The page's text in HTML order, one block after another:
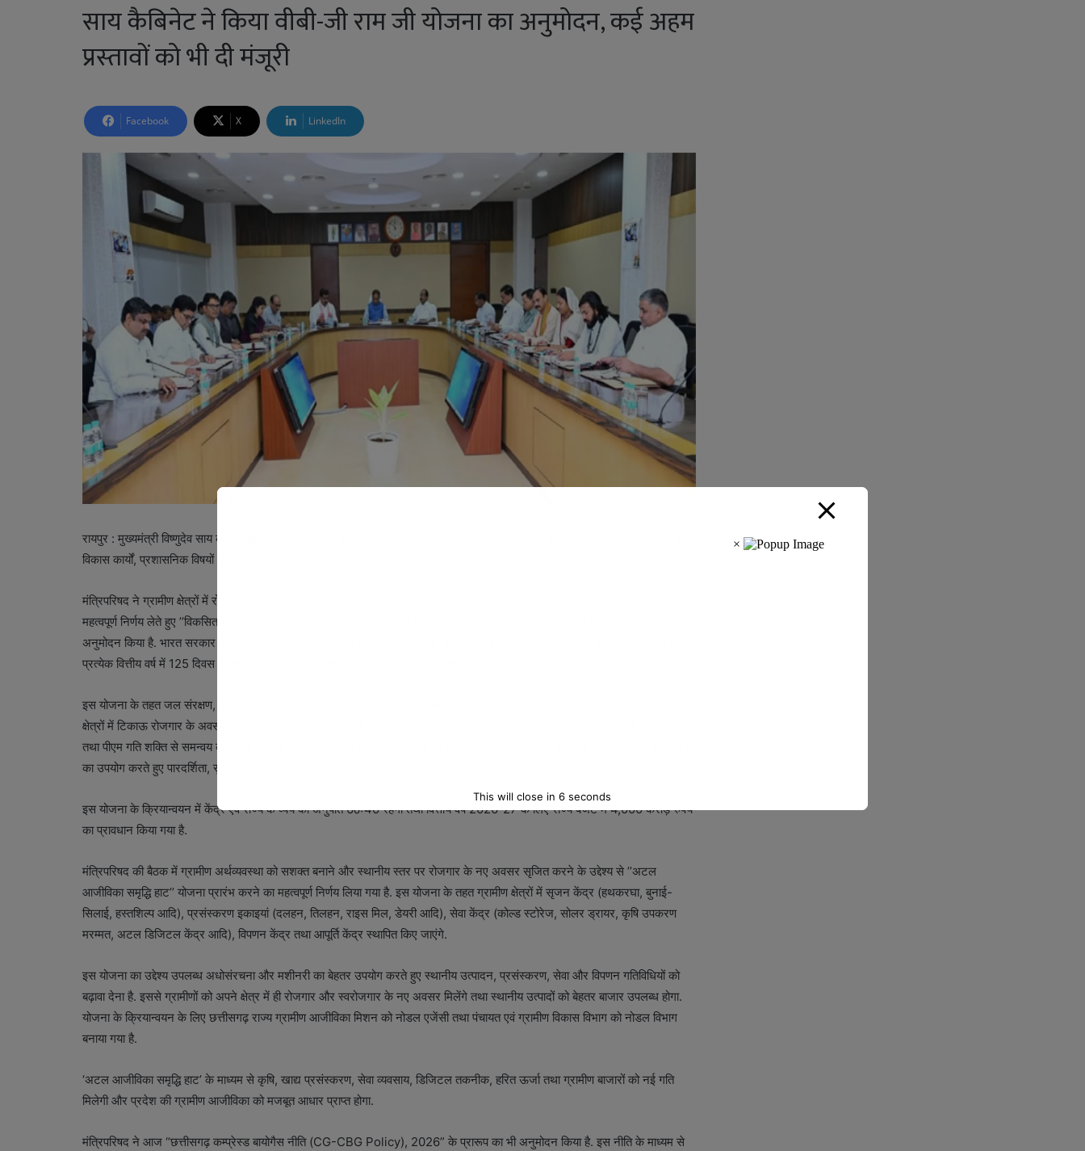
साय कैबिनेट ने किया वीबी-जी राम जी योजना का अनुमोदन, कई अहम
प्रस्‍तावों को भी दी मंजूरी
Facebook X LinkedIn
रायपुर : मुख्यमंत्री विष्णुदेव साय की अध्यक्षता में आज मंगलवार को मंत्रालय महानदी भवन में राज्य मंत्रिपरिषद की बैठक संपन्न हुई. बैठक में राज्य के
विकास कार्यों, प्रशासनिक विषयों और जनहित से जुड़े विभिन्न महत्वपूर्ण प्रस्तावों महत्वपूर्ण निर्णय लिया गया.
मंत्रिपरिषद ने ग्रामीण क्षेत्रों में रोजगार, सशक्तीकरण, विभागीय योजनाओं के अभिसरण और डिजिटल सुशासन को बढ़ावा देने के लिए आज एक
महत्वपूर्ण निर्णय लेते हुए ’’विकसित भारत – रोजगार और आजीविका के लिये गारंटी मिशन (ग्रामीण) : वीबी-जी राम जी योजना छत्तीसगढ़’’ के प्रारूप का
अनुमोदन किया है. भारत सरकार के अधिनियम, 2025 के अनुरूप लागू की जा रही इस योजना के तहत पात्र ग्रामीण परिवारों के वयस्क सदस्यों को
प्रत्येक वित्तीय वर्ष में 125 दिवस अकुशल श्रम आधारित रोजगार की वैधानिक गारंटी प्रदान की जाएगी.
इस योजना के तहत जल संरक्षण, प्राकृतिक संसाधन प्रबंधन, ग्रामीण आधारभूत संरचना निर्माण, आजीविकामूलक परिसंपत्तियों के विकास तथा ग्रामीण
क्षेत्रों में टिकाऊ रोजगार के अवसर सृजित किए जाएंगे. इस योजना के अंतर्गत ग्राम पंचायत आधारित समेकित विकास, विभागीय योजनाओं के अभिसरण
तथा पीएम गति शक्ति से समन्वय को बढ़ावा मिलेगा. विकास कार्यों की बेहतर कार्ययोजना एवं निगरानी के लिए आधुनिक तकनीक और डिजिटल प्रणालियों
का उपयोग करते हुए पारदर्शिता, सुशासन एवं जवाबदेही को सुदृढ़ किया जाएगा.
इस योजना के क्रियान्वयन में केंद्र एवं राज्य के व्यय का अनुपात 60ः40 रहेगा तथा वित्तीय वर्ष 2026-27 के लिए राज्य बजट में 4,000 करोड़ रुपये
का प्रावधान किया गया है.
मंत्रिपरिषद की बैठक में ग्रामीण अर्थव्यवस्था को सशक्त बनाने और स्थानीय स्तर पर रोजगार के नए अवसर सृजित करने के उद्देश्य से ’’अटल
आजीविका समृद्धि हाट’’ योजना प्रारंभ करने का महत्वपूर्ण निर्णय लिया गया है. इस योजना के तहत ग्रामीण क्षेत्रों में सृजन केंद्र (हथकरघा, बुनाई-
सिलाई, हस्तशिल्प आदि), प्रसंस्करण इकाइयां (दलहन, तिलहन, राइस मिल, डेयरी आदि), सेवा केंद्र (कोल्ड स्टोरेज, सोलर ड्रायर, कृषि उपकरण
मरम्मत, अटल डिजिटल केंद्र आदि), विपणन केंद्र तथा आपूर्ति केंद्र स्थापित किए जाएंगे.
इस योजना का उद्देश्य उपलब्ध अधोसंरचना और मशीनरी का बेहतर उपयोग करते हुए स्थानीय उत्पादन, प्रसंस्करण, सेवा और विपणन गतिविधियों को
बढ़ावा देना है. इससे ग्रामीणों को अपने क्षेत्र में ही रोजगार और स्वरोजगार के नए अवसर मिलेंगे तथा स्थानीय उत्पादों को बेहतर बाजार उपलब्ध होगा.
योजना के क्रियान्वयन के लिए छत्तीसगढ़ राज्य ग्रामीण आजीविका मिशन को नोडल एजेंसी तथा पंचायत एवं ग्रामीण विकास विभाग को नोडल विभाग
बनाया गया है.
‘अटल आजीविका समृद्धि हाट’ के माध्यम से कृषि, खाद्य प्रसंस्करण, सेवा व्यवसाय, डिजिटल तकनीक, हरित ऊर्जा तथा ग्रामीण बाजारों को नई गति
मिलेगी और प्रदेश की ग्रामीण आजीविका को मजबूत आधार प्राप्त होगा.
मंत्रिपरिषद ने आज “छत्तीसगढ़ कम्प्रेस्ड बायोगैस नीति (CG-CBG Policy), 2026” के प्रारूप का भी अनुमोदन किया है. इस नीति के माध्यम से
This will close in5 seconds